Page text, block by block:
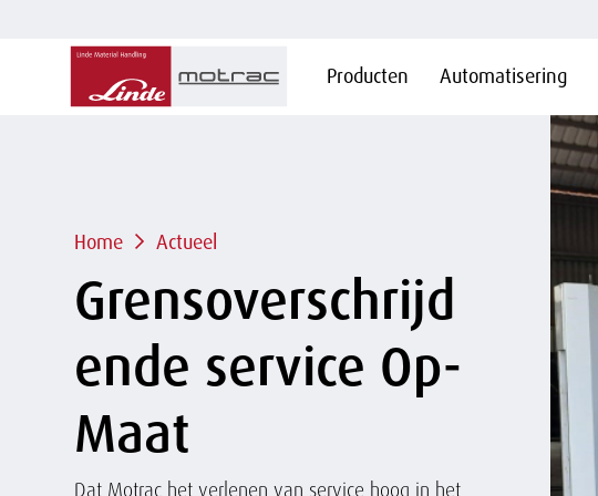
Overslaan
en naar
Producten Automatisering
Kruimelpad
Home Actueel
Grensoverschrijd
ende service Op-
Maat
Dat Motrac het verlenen van service hoog in het